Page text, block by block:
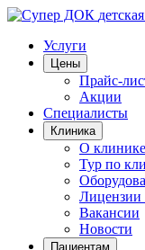
Услуги
Цены
Прайс-
Акции
Специалисты
Клиника
О клинике
Тур по
Лицензии
Вакансии
Новости
Пациентам